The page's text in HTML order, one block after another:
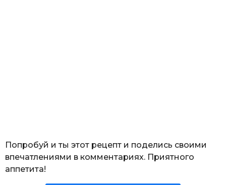
Попробуй и ты этот рецепт и поделись своими
впечатлениями в комментариях. Приятного
аппетита!